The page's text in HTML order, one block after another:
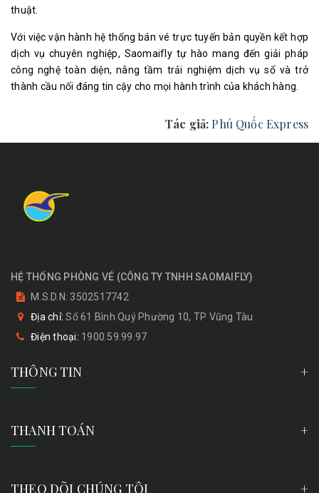
thuật.
Với việc vận hành hệ thống bán vé trực tuyến bản quyền kết hợp
dịch vụ chuyên nghiệp, Saomaifly tự hào mang đến giải pháp
công nghệ toàn diện, nâng tầm trải nghiệm dịch vụ số và trở
thành cầu nối đáng tin cậy cho mọi hành trình của khách hàng.
Tác giả: Phú Quốc Express
HỆ THỐNG PHÒNG VÉ (CÔNG TY TNHH SAOMAIFLY)
M.S.D.N: 3502517742
Địa chỉ: Số 61 Bình Quý Phường 10, TP Vũng Tàu
Điện thoại: 1900.59.99.97
THÔNG TIN
THANH TOÁN
THEO DÕI CHÚNG TÔI